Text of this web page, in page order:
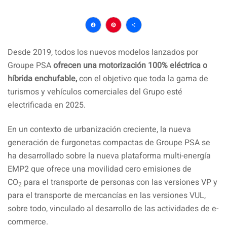
Facebook
Pinterest
Compartir
Desde 2019, todos los nuevos modelos lanzados por
Groupe PSAofrecen una motorización 100% eléctrica o
híbrida enchufable,con el objetivo que toda la gama de
turismos y vehículos comerciales del Grupo esté
electrificada en 2025.
En un contexto de urbanización creciente, la nueva
generación de furgonetas compactas de Groupe PSA se
ha desarrollado sobre la nueva plataforma multi-energía
EMP2 que ofrece una movilidad cero emisiones de
CO2 para el transporte de personas con las versiones VP y
para el transporte de mercancías en las versiones VUL,
sobre todo, vinculado al desarrollo de las actividades de e-
commerce.